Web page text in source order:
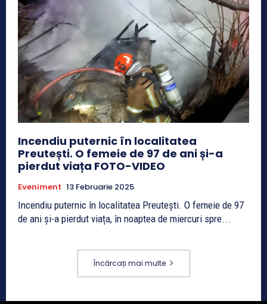
Incendiu puternic în localitatea
Preutești. O femeie de 97 de ani și-a
pierdut viața FOTO-VIDEO
Eveniment 13 Februarie 2025
Incendiu puternic în localitatea Preutești. O femeie de 97
de ani și-a pierdut viața, în noaptea de miercuri spre...
Încărcați mai multe